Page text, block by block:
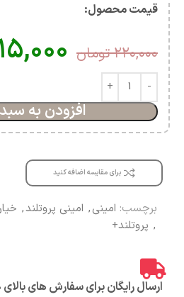
قیمت محصول:​
۲۲۰,۰۰۰ تومان
افزودن به
برای مقایسه اضافه کنید
برچسب: امینی, امینی پروتلند,
, پروتلند+
ارسال رایگان برای سفارش های بالای 800 هزار تومان